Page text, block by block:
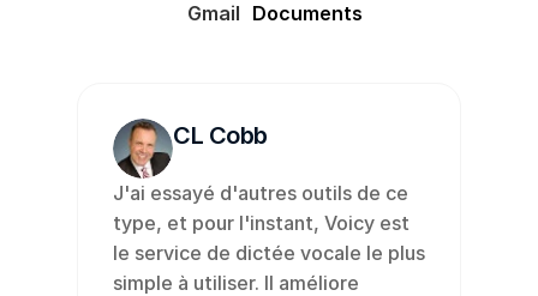
Gmail Documents
CL Cobb
J'ai essayé d'autres outils de ce
type, et pour l'instant, Voicy est
le service de dictée vocale le plus
simple à utiliser. Il améliore